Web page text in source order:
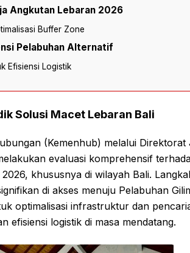
Angkutan Lebaran 2026
Buffer Zone
Pelabuhan Alternatif
Efisiensi Logistik
Solusi Macet Lebaran Bali
(Kemenhub) melalui Direktorat
evaluasi komprehensif
khususnya di wilayah Bali.
di akses menuju Pelabuhan
optimalisasi infrastruktur dan
efisiensi logistik di masa mendatang.